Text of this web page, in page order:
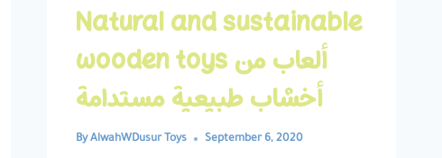
Natural and sustainable
wooden toys ألعاب من
أخشاب طبيعية مستدامة
By AlwahWDusur Toys September 6, 2020